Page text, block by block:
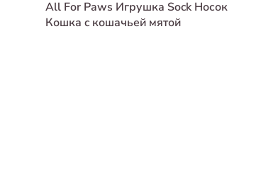
All For Paws Игрушка Sock Носок
Кошка c кошачьей мятой